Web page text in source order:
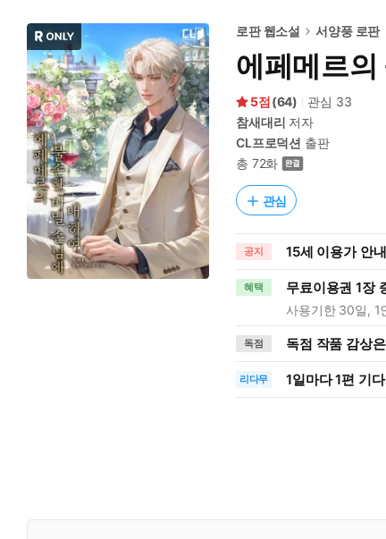
로판 웹소설 서양풍 로판
에페메르
5 (64) 관심 33
참새대리 저자
CL프로덕션 출판
총 72화
관심
공지 15세 이용가 안내
혜택 무료이용권 1장
사용기한 30일, 1
독점 독점 작품 감상
리다무 1일마다1편 기